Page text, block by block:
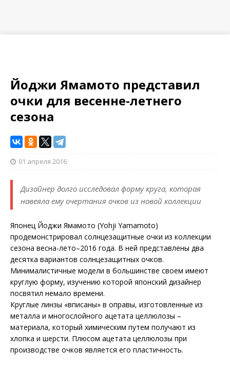
Йоджи Ямамото представил
очки для весенне-летнего
сезона
01 апреля 2016
Дизайнер долго исследовал форму круга, которая
навеяла ему очертания очков из новой коллекции
Японец Йоджи Ямамото (Yohji Yamamoto)
продемонстрировал солнцезащитные очки из коллекции
сезона весна-лето–2016 года. В ней представлены два
десятка вариантов солнцезащитных очков.
Минималистичные модели в большинстве своем имеют
круглую форму, изучению которой японский дизайнер
посвятил немало времени.
Круглые линзы «вписаны» в оправы, изготовленные из
металла и многослойного ацетата целлюлозы –
материала, который химическим путем получают из
хлопка и шерсти. Плюсом ацетата целлюлозы при
производстве очков является его пластичность.